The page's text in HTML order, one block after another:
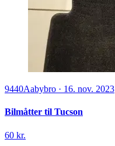
9440Aabybro · 16. nov. 2023
Bilmåtter til Tucson
60 kr.